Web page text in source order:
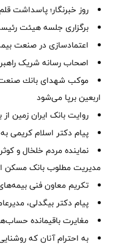
روز خبرنگار؛ پاسداشت
برگزاری جلسه هیئت
اعتمادسازی در صنعت
اصحاب رسانه شریک
موكب شهدای بانك صنعت
اربعین برپا می‌شود
روایت بانک ایران زمین
پیام دکتر اسلام کریمی
مدیریت مطلوب بانک
تکریم معاون فنی
پیام دکتر بیگدلی،
مغایرت‌ باقیمانده حساب‌های مشتریان
به احترام آنان که